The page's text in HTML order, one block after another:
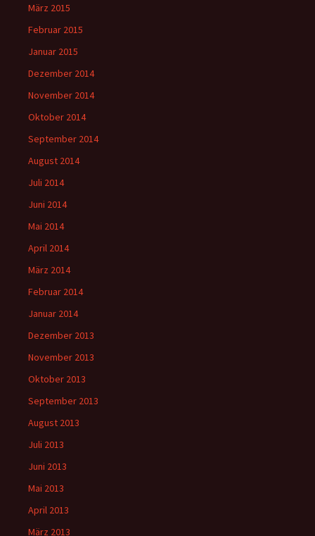
März 2015
Februar 2015
Januar 2015
Dezember 2014
November 2014
Oktober 2014
September 2014
August 2014
Juli 2014
Juni 2014
Mai 2014
April 2014
März 2014
Februar 2014
Januar 2014
Dezember 2013
November 2013
Oktober 2013
September 2013
August 2013
Juli 2013
Juni 2013
Mai 2013
April 2013
März 2013